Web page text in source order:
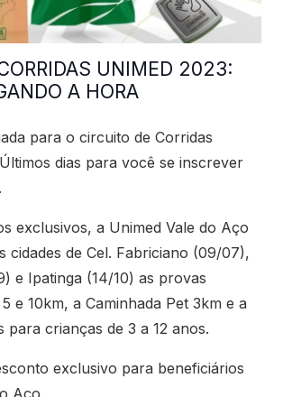
UNIMED 2023:
A HORA
para o circuito de Corridas
dias para você se inscrever
exclusivos, a Unimed Vale do Aço
cidades de Cel. Fabriciano (09/07),
e Ipatinga (14/10) as provas
e 10km, a Caminhada Pet 3km e a
para crianças de 3 a 12 anos.
exclusivo para beneficiários
Aço.